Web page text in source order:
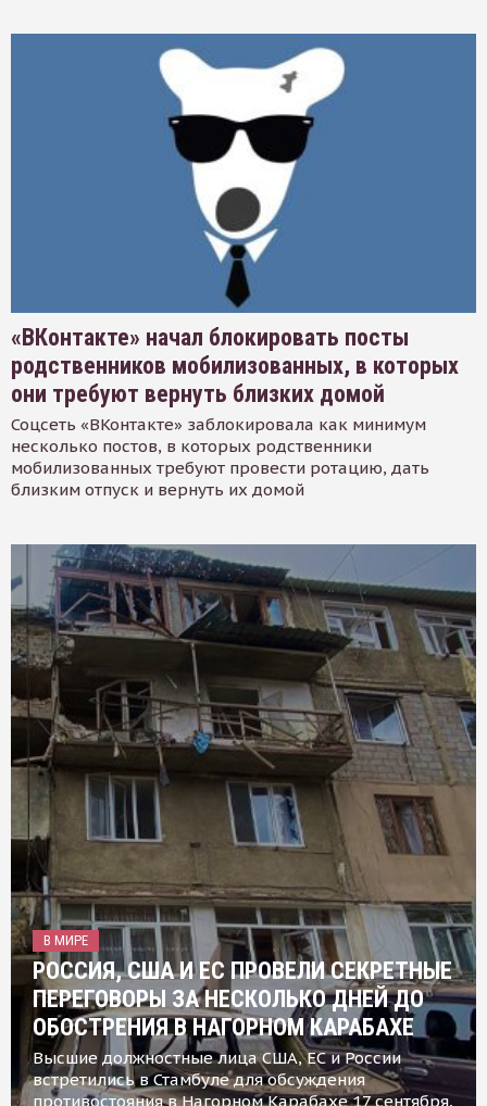
«ВКонтакте» начал блокировать посты
родственников мобилизованных, в которых
они требуют вернуть близких домой
Соцсеть «ВКонтакте» заблокировала как минимум
несколько постов, в которых родственники
мобилизованных требуют провести ротацию, дать
близким отпуск и вернуть их домой
В МИРЕ
РОССИЯ, США И ЕС ПРОВЕЛИ СЕКРЕТНЫЕ
ПЕРЕГОВОРЫ ЗА НЕСКОЛЬКО ДНЕЙ ДО
ОБОСТРЕНИЯ В НАГОРНОМ КАРАБАХЕ
Высшие должностные лица США, ЕС и России
встретились в Стамбуле для обсуждения
противостояния в Нагорном Карабахе 17 сентября,